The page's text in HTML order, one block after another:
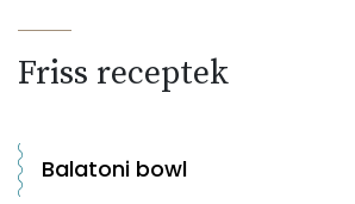
Friss receptek
Balatoni bowl